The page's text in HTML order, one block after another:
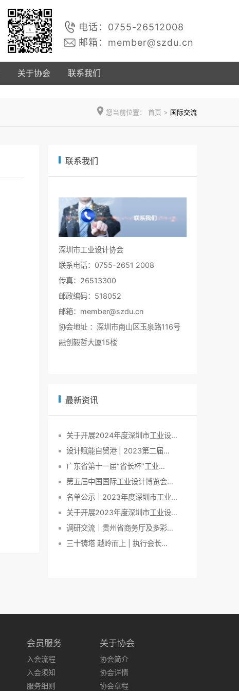
电话：0755-26512008
邮箱：member@szdu.cn
关于协会 联系我们
您当前位置： 首页 > 国际交流
联系我们
深圳市工业设计协会
联系电话：0755-2651 2008
传真：26513300
邮政编码：518052
邮箱：member@szdu.cn
协会地址 ：深圳市南山区玉泉路116号
融创毅哲大厦15楼
最新资讯
关于开展2024年度深圳市工业设…
设计赋能自贸港 | 2023第二届…
广东省第十一届“省长杯”工业…
第五届中国国际工业设计博览会…
名单公示｜2023年度深圳市工业…
关于开展2023年度深圳市工业设…
调研交流｜贵州省商务厅及多彩…
三十铸塔 越岭而上 | 执行会长…
会员服务
入会流程
入会须知
服务细则
关于协会
协会简介
协会详情
协会章程